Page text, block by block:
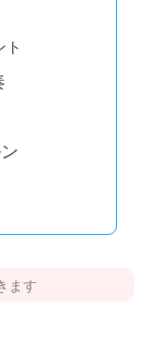
ト
ます